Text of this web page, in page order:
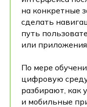
на конкретные
сделать
путь
или приложения.
По мере
цифровую
разбирают, как
и мобильные